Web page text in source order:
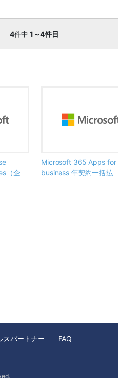
4件中 1～4件目
（企
Microsoft 365 Apps for
business 年契約一括払
スパートナー FAQ